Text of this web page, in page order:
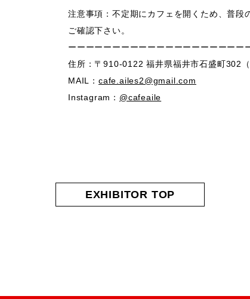
注意事項： 不定期にカフェを開くため、普
ご確認下さい。
ーーーーーーーーーーーーーーーーーーーー
住所： 〒910-0122 福井県福井市石盛町302（
MAIL： cafe.ailes2@gmail.com
Instagram： @cafeaile
EXHIBITOR TOP